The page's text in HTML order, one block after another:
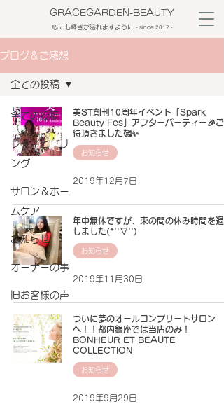
GRACEGARDEN-BEAUTY
心にも輝きが溢れますように ​- since 2017 -
ブログ＆ご感想
全ての投稿
レイキヒーリ
ング
サロン＆ホー
ムケア
お知らせ
オーナーの事
旧お客様の声
全ての投稿
美ST創刊10周年イベント「Spark
Beauty Fes」アフターパーティー🎉ご
待頂きました🥰✨
お知らせ
2019年12月7日
年中無休ですが、束の間の休み時間を過
しました(*''▽'')
お知らせ
2019年11月30日
ついに夢のオールコンプリートサロン
へ！！都内銀座では当店のみ！
BONHEUR ET BEAUTE
COLLECTION
お知らせ
2019年9月29日